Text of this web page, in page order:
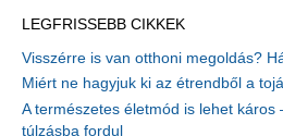
LEGFRISSEBB CIKKEK
Visszérre is van otthoni megoldás?
Miért ne hagyjuk ki az étrendből a
A természetes életmód is lehet káros
túlzásba fordul